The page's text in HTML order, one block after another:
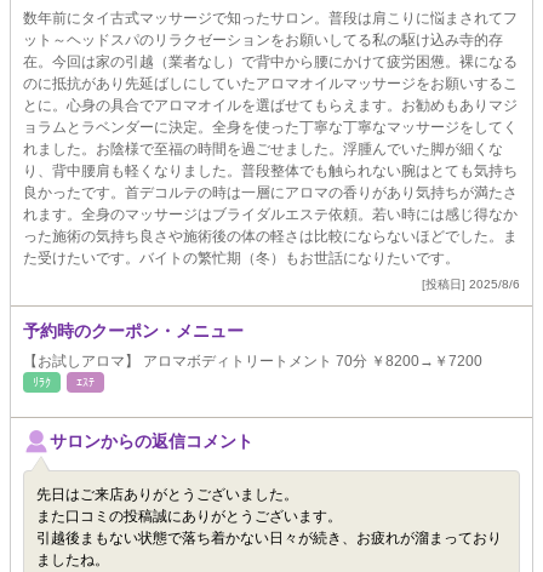
数年前にタイ古式マッサージで知ったサロン。普段は肩こりに悩まされてフ
ット～ヘッドスパのリラクゼーションをお願いしてる私の駆け込み寺的存
在。今回は家の引越（業者なし）で背中から腰にかけて疲労困憊。裸になる
のに抵抗があり先延ばしにしていたアロマオイルマッサージをお願いするこ
とに。心身の具合でアロマオイルを選ばせてもらえます。お勧めもありマジ
ョラムとラベンダーに決定。全身を使った丁寧な丁寧なマッサージをしてく
れました。お陰様で至福の時間を過ごせました。浮腫んでいた脚が細くな
り、背中腰肩も軽くなりました。普段整体でも触られない腕はとても気持ち
良かったです。首デコルテの時は一層にアロマの香りがあり気持ちが満たさ
れます。全身のマッサージはブライダルエステ依頼。若い時には感じ得なか
った施術の気持ち良さや施術後の体の軽さは比較にならないほどでした。ま
た受けたいです。バイトの繁忙期（冬）もお世話になりたいです。
[投稿日] 2025/8/6
予約時のクーポン・メニュー
【お試しアロマ】 アロマボディトリートメント 70分 ￥8200→￥7200
ﾘﾗｸ ｴｽﾃ
サロンからの返信コメント
先日はご来店ありがとうございました。
また口コミの投稿誠にありがとうございます。
引越後まもない状態で落ち着かない日々が続き、お疲れが溜まっており
ましたね。